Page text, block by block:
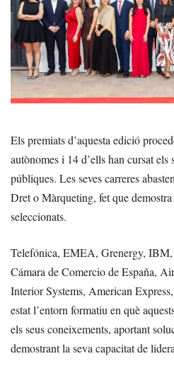
Els premiats d’aquesta edició
autònomes i 14 d’ells han cursat els
públiques. Les seves carreres
Dret o Màrqueting, fet que
seleccionats.
Telefónica, EMEA, Grenergy,
Cámara de Comercio de España,
Interior Systems, American
estat l’entorn formatiu en què
els seus coneixements, aportant
demostrant la seva capacitat de